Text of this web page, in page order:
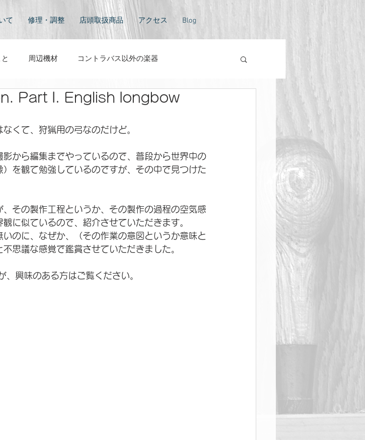
て 修理・調整 店頭取扱商品 アクセス Blog
周辺機材 コントラバス以外の楽器
他 コントラバスのある風景 コントラバスのない風景
Part I. English longbow
くて、狩猟用の弓なのだけど。
から編集までやっているので、普段から世界中の
を観て勉強しているのですが、その中で見つけた
その製作工程というか、その製作の過程の空気感
に似ているので、紹介させていただきます。
のに、なぜか、（その作業の意図というか意味と
思議な感覚で鑑賞させていただきました。
興味のある方はご覧ください。